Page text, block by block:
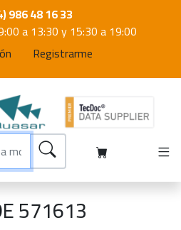
986 48 16 33
a 13:30 y 15:30 a 19:00
Registrarme
571613